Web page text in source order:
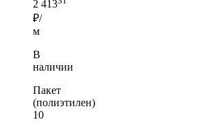
2 413
₽/
м
В
наличии
Пакет
(полиэтилен)
10